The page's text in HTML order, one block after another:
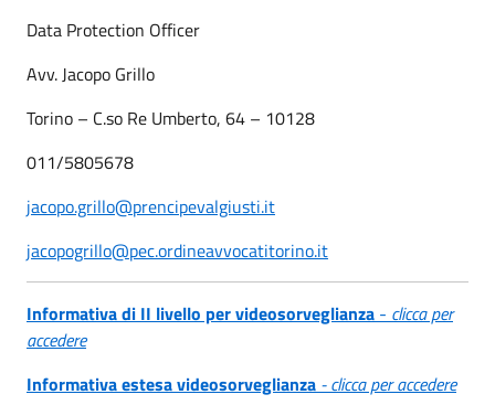
Data Protection Officer
Avv. Jacopo Grillo
Torino – C.so Re Umberto, 64 – 10128
011/5805678
jacopo.grillo@prencipevalgiusti.it
jacopogrillo@pec.ordineavvocatitorino.it
Informativa di II livello per videosorveglianza - clicca per
accedere
Informativa estesa videosorveglianza - clicca per accedere